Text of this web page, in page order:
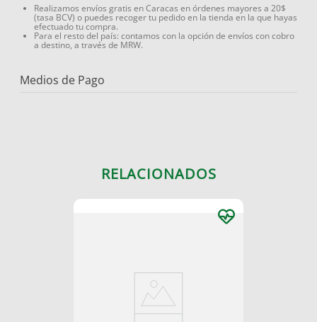
Realizamos envíos gratis en Caracas en órdenes mayores a 20$
(tasa BCV) o puedes recoger tu pedido en la tienda en la que hayas
efectuado tu compra.
Para el resto del país: contamos con la opción de envíos con cobro
a destino, a través de MRW.
Medios de Pago
RELACIONADOS